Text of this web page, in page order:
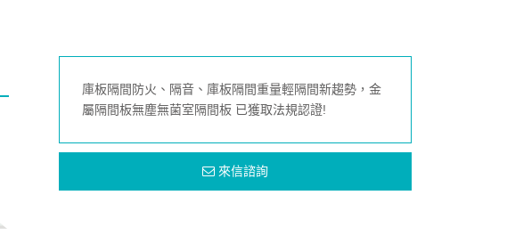
庫板隔間防火、隔音、庫板隔間重量輕隔間新趨勢，金
屬隔間板無塵無菌室隔間板 已獲取法規認證!
來信諮詢